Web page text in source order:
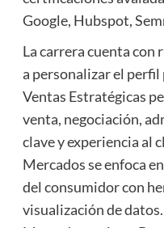
Google, Hubspot,
La carrera cuenta con
a personalizar el
Ventas Estratégicas
venta, negociación,
clave y experiencia al
Mercados se enfoca
del consumidor con
visualización de